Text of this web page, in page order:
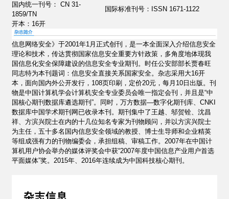
国内统一刊号： CN 31-
1859/TN
国际标准刊号：ISSN 1671-1122
开本：16开
信息网络安全》于2001年1月正式创刊，是一本全面深入介绍信息安全
理论和技术，传达贯彻国家信息安全重要方针政策，多角度地体现我
国信息化安全保障建设的信息安全专业期刊。时任公安部部长贾春旺
同志特为本刊题词：信息安全直接关系国家安全。杂志采用大16开
本，面向国内外公开发行，108页印刷，定价20元，每月10日出版。刊
物是中国计算机学会计算机安全专业委员会唯一指定会刊，并且是“中
国核心期刊数据库遴选期刊”。同时，万方数据—数字化期刊库、CNKI
数据库中国学术期刊网已收录本刊。期刊集中了王越、邬贺铨、沈昌
祥、方滨兴院士在内的十几位知名专家为刊物顾问，并以方滨兴院士
为主任，五十多名国内信息安全领域的教授、博士生导师和企业精英
等组成强有力的刊物编委会，承担组稿、审稿工作。2007年在中国计
算机用户协会举办的媒体评奖会中获“2007年度中国信息产业用户首选
平面媒体”奖。2015年、2016年连续成为中国科技核心期刊。